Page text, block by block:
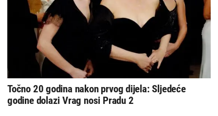
Točno 20 godina nakon prvog dijela: Sljedeće
godine dolazi Vrag nosi Pradu 2